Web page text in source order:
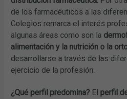
de los farmacéuticos a las
Colegios remarca el interés
algunas áreas como son la
alimentación y la nutrición o la
desarrollarse a través de las
ejercicio de la profesión.
¿Qué perfil predomina? El perfil